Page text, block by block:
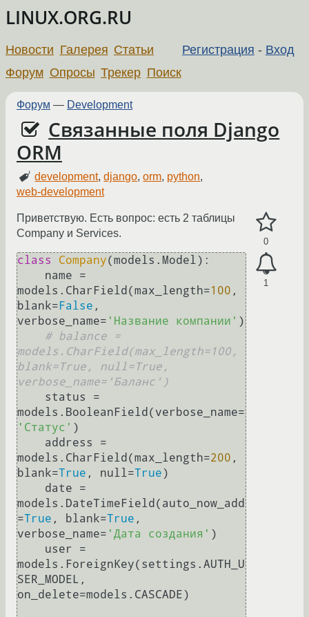
LINUX.ORG.RU
Регистрация - Вход
Новости Галерея Статьи
Форум Опросы Трекер Поиск
Форум — Development
Связанные поля Django
ORM
development,django,orm, python,
web-development
0
1
Приветствую. Есть вопрос: есть 2 таблицы
Company и Services.
class Company(models.Model):
models.CharField(max_length=100 ,
blank= False ,
verbose_name= 'Название компании' )
# balance =
models.CharField(max_length=100,
blank=True, null=True,
verbose_name='Баланс')
models.BooleanField(verbose_name=
'Статус' )
models.CharField(max_length=200 ,
blank=True , null=True)
models.DateTimeField(auto_now_add
=True , blank=True ,
verbose_name= 'Дата создания' )
models.ForeignKey(settings.AUTH_U
SER_MODEL,
on_delete=models.CASCADE)